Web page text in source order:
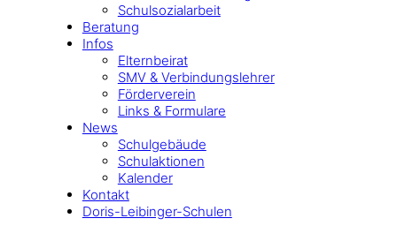
Schulsozialarbeit
Beratung
Infos
Elternbeirat
SMV & Verbindungslehrer
Förderverein
Links & Formulare
News
Schulgebäude
Schulaktionen
Kalender
Kontakt
Doris-Leibinger-Schulen